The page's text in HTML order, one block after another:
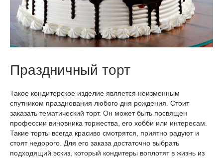
Праздничный торт
Такое кондитерское изделие является неизменным
спутником празднования любого дня рождения. Стоит
заказать тематический торт. Он может быть посвящен
профессии виновника торжества, его хобби или интересам.
Такие торты всегда красиво смотрятся, приятно радуют и
стоят недорого. Для его заказа достаточно выбрать
подходящий эскиз, который кондитеры воплотят в жизнь из